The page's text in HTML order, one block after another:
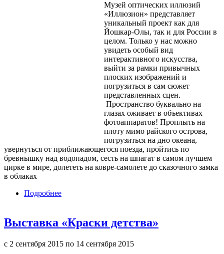
Музей оптических иллюзий
«Иллюзион» представляет
уникальный проект как для
Йошкар-Олы, так и для России в
целом. Только у нас можно
увидеть особый вид
интерактивного искусства,
выйти за рамки привычных
плоских изображений и
погрузиться в сам сюжет
представленных сцен.
Пространство буквально на
глазах оживает в объективах
фотоаппаратов! Проплыть на
плоту мимо райского острова,
погрузиться на дно океана,
увернуться от приближающегося поезда, пройтись по
бревнышку над водопадом, сесть на шпагат в самом лучшем
цирке в мире, долететь на ковре-самолете до сказочного замка
в облаках
Подробнее
Выставка «Краски детства»
с 2 сентября 2015 по 14 сентября 2015